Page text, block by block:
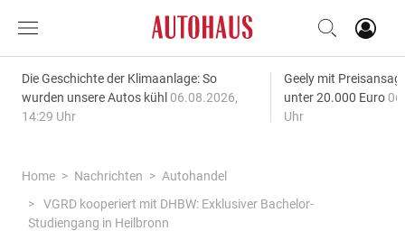
Die Geschichte der Klimaanlage: So
wurden unsere Autos kühl 06.08.2026,
14:29 Uhr
Geely mit
unter 20.000 Euro
Uhr
Home Nachrichten
Autohandel
VGRD kooperiert mit DHBW: Exklusiver Bachelor-
Studiengang in Heilbronn